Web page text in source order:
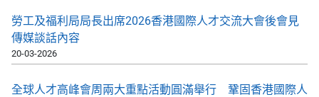
勞工及福利局局長出席2026香港國際人才交流大會後會見
傳媒談話內容
20-03-2026
全球人才高峰會周兩大重點活動圓滿舉行 鞏固香港國際人